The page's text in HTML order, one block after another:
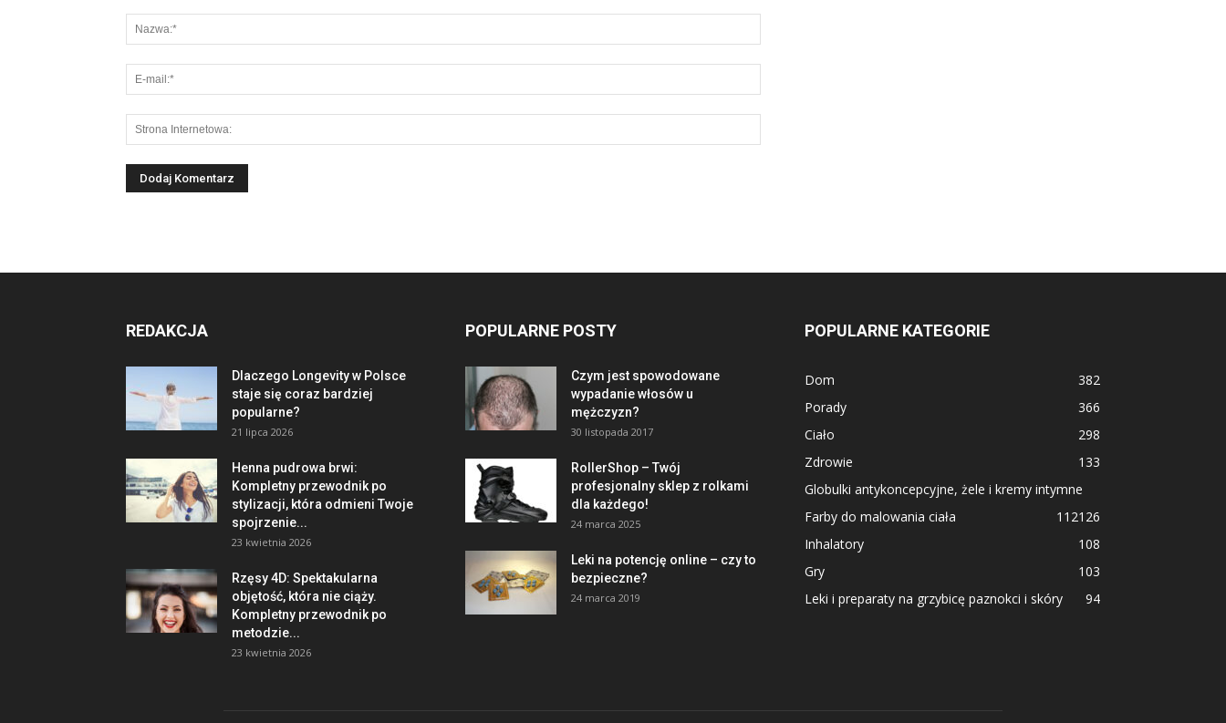
REDAKCJA
Dlaczego Longevity w Polsce
staje się coraz bardziej
popularne?
21 lipca 2026
Henna pudrowa brwi:
Kompletny przewodnik po
stylizacji, która odmieni Twoje
spojrzenie...
23 kwietnia 2026
Rzęsy 4D: Spektakularna
objętość, która nie ciąży.
Kompletny przewodnik po
metodzie...
23 kwietnia 2026
POPULARNE POSTY
Czym jest spowodowane
wypadanie włosów u
mężczyzn?
30 listopada 2017
RollerShop – Twój
profesjonalny sklep z rolkami
dla każdego!
24 marca 2025
Leki na potencję online – czy to
bezpieczne?
24 marca 2019
POPULARNE KATEGORIE
Dom
382
Porady
366
Ciało
298
Zdrowie
133
Globulki antykoncepcyjne, żele i kremy intymne
126
Farby do malowania ciała
112
Inhalatory
108
Gry
103
Leki i preparaty na grzybicę paznokci i skóry
94